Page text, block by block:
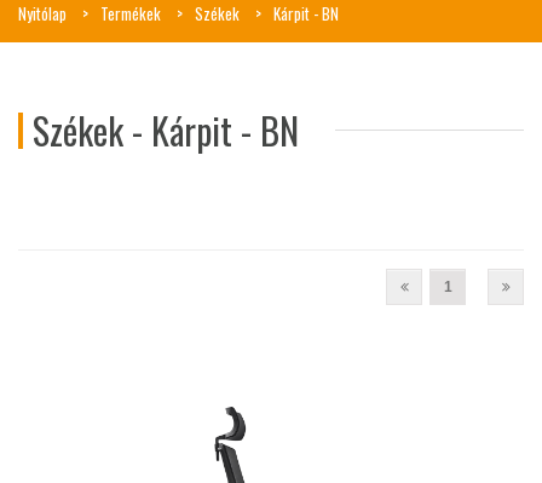
Nyitólap Termékek Székek Kárpit - BN
Székek - Kárpit - BN
1